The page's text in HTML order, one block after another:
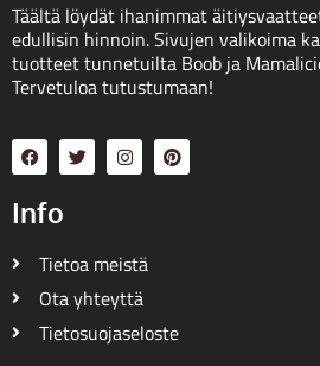
Täältä löydät ihanimmat
edullisin hinnoin. Sivujen valikoima
tuotteet tunnetuilta Boob ja
Tervetuloa tutustumaan!
Info
Tietoa meistä
Ota yhteyttä
Tietosuojaseloste